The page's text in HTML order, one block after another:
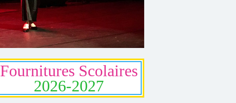
Fournitures Scolaires
2026-2027